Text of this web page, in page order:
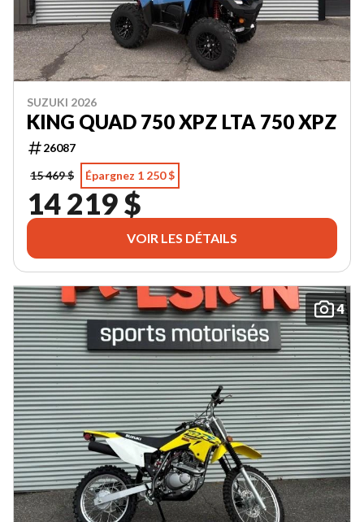
SUZUKI 2026
KING QUAD 750 XPZ LTA 750 XPZ
26087
15 469 $
Épargnez 1 250 $
14 219 $
VOIR LES DÉTAILS
4